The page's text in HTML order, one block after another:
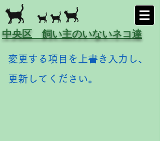
中央区 飼い主のいないネコ達
変更する項目を上書き入力し、
更新してください。